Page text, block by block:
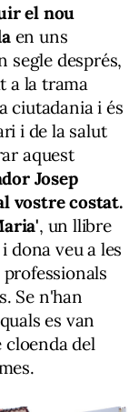
el nou
en uns
segle després,
a la trama
ciutadania i és
i de la salut
aquest
Josep
vostre costat.
, un llibre
dona veu a les
Se n'han
es van
del